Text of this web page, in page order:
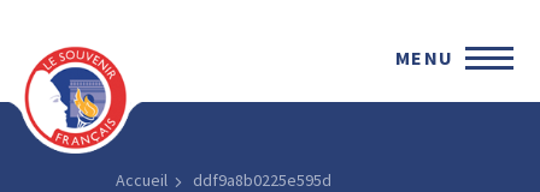
MENU
Accueil ddf9a8b0225e595d